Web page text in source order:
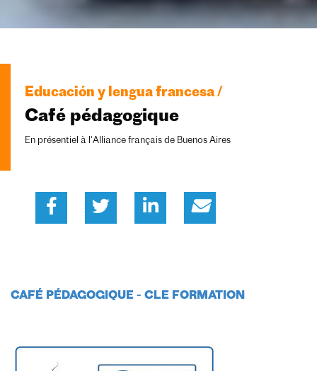
Educación y lengua francesa /
Café pédagogique
En présentiel à l'Alliance français de Buenos Aires
CAFÉ PÉDAGOGIQUE - CLE FORMATION